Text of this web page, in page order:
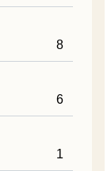
8
6
1